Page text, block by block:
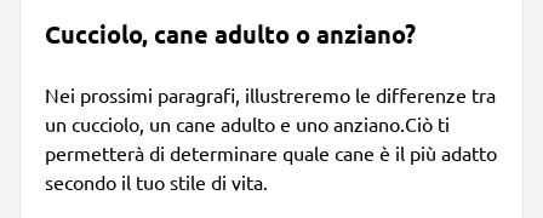
Cucciolo, cane adulto o anziano?
Nei prossimi paragrafi, illustreremo le differenze tra
un cucciolo, un cane adulto e uno anziano.Ciò ti
permetterà di determinare quale cane è il più adatto
secondo il tuo stile di vita.